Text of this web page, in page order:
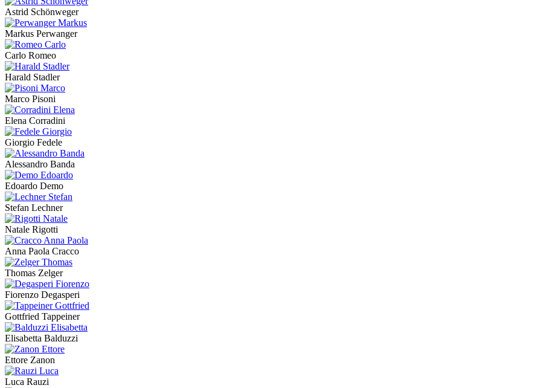
Astrid Schönweger
Markus Perwanger
Carlo Romeo
Harald Stadler
Marco Pisoni
Elena Corradini
Giorgio Fedele
Alessandro Banda
Edoardo Demo
Stefan Lechner
Natale Rigotti
Anna Paola Cracco
Thomas Zelger
Fiorenzo Degasperi
Gottfried Tappeiner
Elisabetta Balduzzi
Ettore Zanon
Luca Rauzi